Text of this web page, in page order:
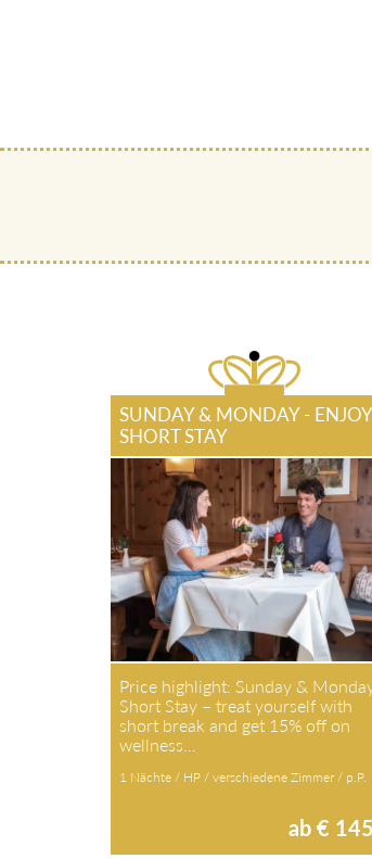
SUNDAY & MONDAY - ENJOY
SHORT STAY
Price highlight: Sunday & Monday
Short Stay – treat yourself with short
break and get 15% off on wellness…